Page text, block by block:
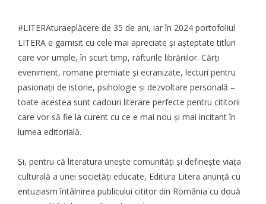
#LITERAturaeplăcere de 35 de ani, iar în 2024 portofoliul
LITERA e garnisit cu cele mai apreciate și așteptate titluri
care vor umple, în scurt timp, rafturile librăriilor. Cărți
eveniment, romane premiate și ecranizate, lecturi pentru
pasionații de istorie, psihologie și dezvoltare personală –
toate acestea sunt cadouri literare perfecte pentru cititorii
care vor să fie la curent cu ce e mai nou și mai incitant în
lumea editorială.
Și, pentru că literatura unește comunități și definește viața
culturală a unei societăți educate, Editura Litera anunță cu
entuziasm întâlnirea publicului cititor din România cu două